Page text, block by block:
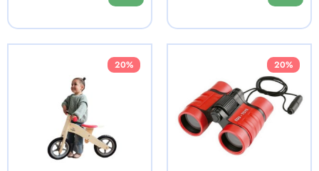
20% 20%